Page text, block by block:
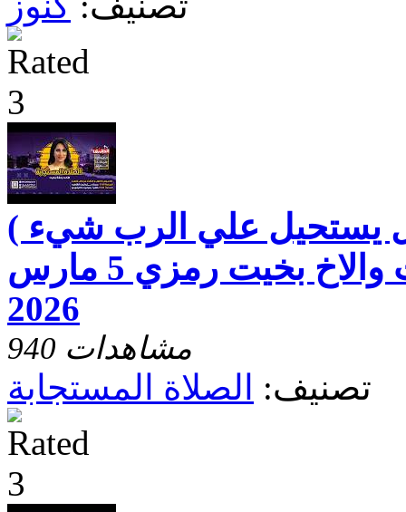
يستحيل علي الرب شيء )
مع الاخت رفقه بخيت والاخ بخيت رمزي 5 مارس
2026
940 مشاهدات
تصنيف: الصلاة المستجابة